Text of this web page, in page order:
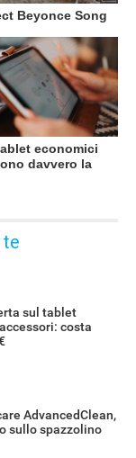
sul tablet
costa
AdvancedClean,
sullo spazzolino